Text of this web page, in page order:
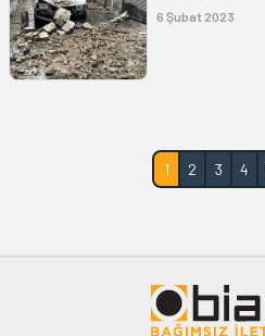
6 Şubat 2023
1 2 3 4